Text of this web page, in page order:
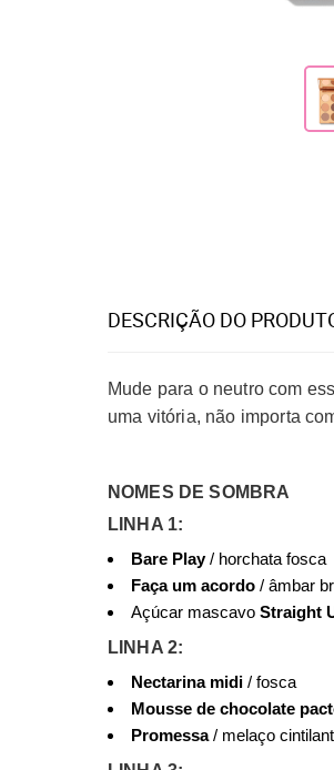
DESCRIÇÃO DO
Mude para o neutro com
uma vitória, não importa
NOMES DE SOMBRA
LINHA 1:
Bare Play/ horchata fosca
Faça um acordo / âmbar
Açúcar mascavoStraight
LINHA 2:
Nectarina midi / fosca
Mousse de chocolate
Promessa/ melaço